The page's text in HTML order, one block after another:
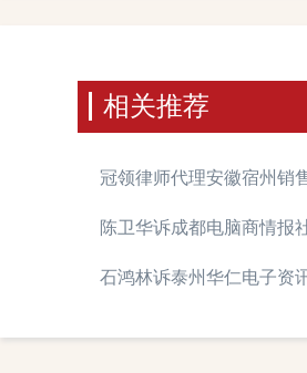
相关推荐
冠领律师代理安徽宿州销
的商品案，依法助被告人
陈卫华诉成都电脑商情报
石鸿林诉泰州华仁电子资